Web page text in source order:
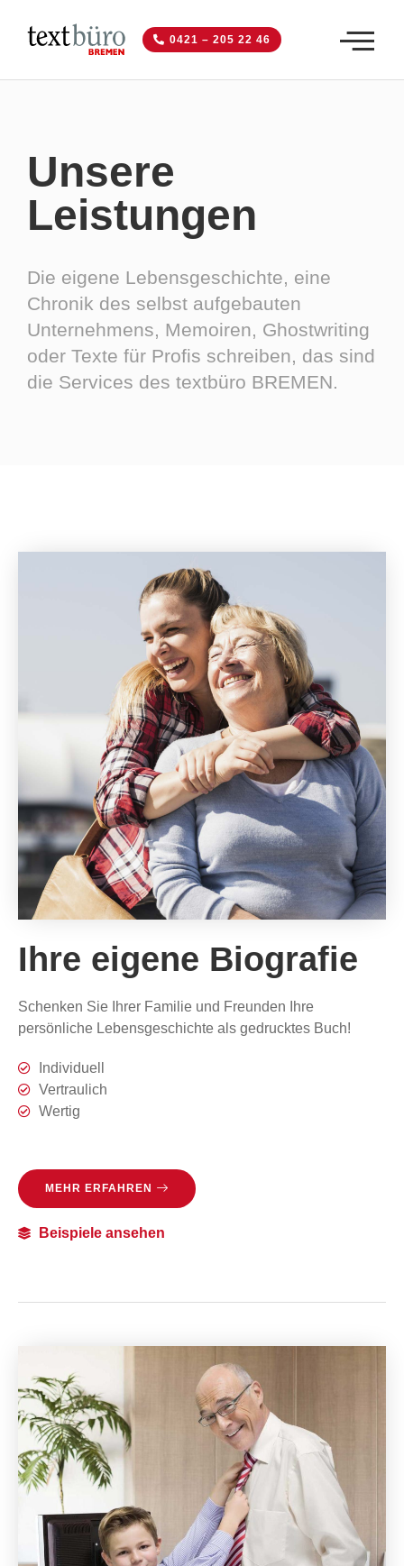
0421 – 205 22 46
Unsere
Leistungen
Die eigene Lebensgeschichte, eine
Chronik des selbst aufgebauten
Unternehmens, Memoiren, Ghostwriting
oder Texte für Profis schreiben, das sind
die Services des textbüro BREMEN.
Ihre eigene Biografie
Schenken Sie Ihrer Familie und Freunden Ihre
persönliche Lebensgeschichte als gedrucktes Buch!
Individuell
Vertraulich
Wertig
MEHR ERFAHREN
Beispiele ansehen